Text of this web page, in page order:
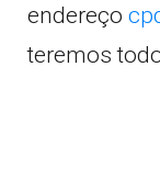
endereço
teremos